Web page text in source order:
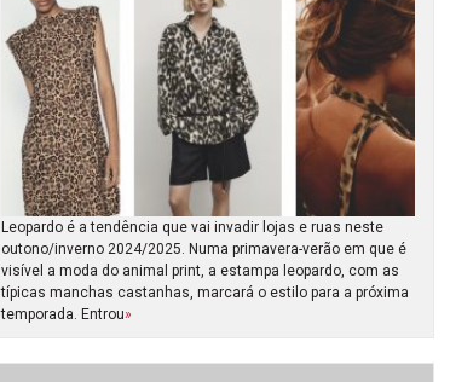
Leopardo é a tendência que vai invadir lojas e ruas neste
outono/inverno 2024/2025. Numa primavera-verão em que é
visível a moda do animal print, a estampa leopardo, com as
típicas manchas castanhas, marcará o estilo para a próxima
temporada. Entrou»